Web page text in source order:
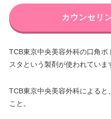
カウンセリ
TCB東京中央美容外科の口角
スタという製剤が使われていま
TCB東京中央美容外科によると、
こと。